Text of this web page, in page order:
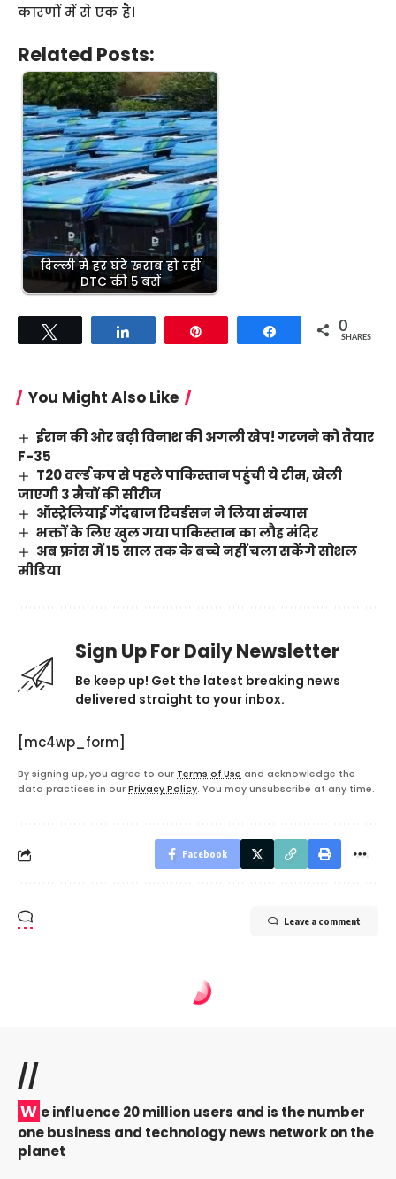
कारणों में से एक है।
Related Posts:
दिल्ली में हर घंटे खराब हो रहीं
DTC की 5 बसें
Share 0
SHARES
You Might Also Like
ईरान की ओर बढ़ी विनाश की अगली खेप! गरजने को तैयार
F-35
T20 वर्ल्ड कप से पहले पाकिस्तान पहुंची ये टीम, खेली
जाएगी 3 मैचों की सीरीज
ऑस्ट्रेलियाई गेंदबाज रिचर्डसन ने लिया संन्यास
भक्तों के लिए खुल गया पाकिस्तान का लौह मंदिर
अब फ्रांस में 15 साल तक के बच्चे नहीं चला सकेंगे सोशल
मीडिया
Sign Up For Daily Newsletter
Be keep up! Get the latest breaking news
delivered straight to your inbox.
[mc4wp_form]
By signing up, you agree to our Terms of Use and acknowledge the
data practices in our Privacy Policy. You may unsubscribe at any time.
Facebook
Leave a comment
//
W e influence 20 million users and is the number
one business and technology news network on the
planet